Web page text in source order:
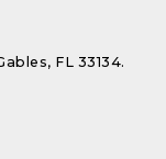
FL 33134.